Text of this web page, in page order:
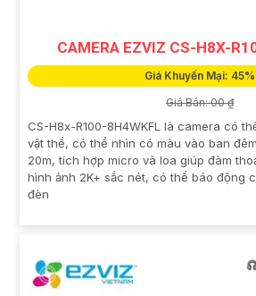
CAMERA EZVIZ CS-H8X-
Giá Khuyến Mại: 45%
Giá Bán: 00 ₫
CS-H8x-R100-8H4WKFL là camera có
vật thể, có thể nhìn có màu vào ban
20m, tích hợp micro và loa giúp đàm
hình ảnh 2K+ sắc nét, có thể báo động
đèn